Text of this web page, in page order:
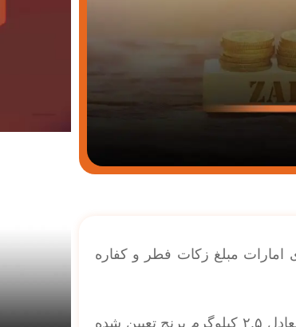
امارات مبلغ زکات فطر و کفاره
بر اساس اعلام این شورا، میزان زکات فطر امسال ۲۵ درهم به ازای هر فرد یا معادل ۲.۵ کیلوگرم برنج تعیین شده